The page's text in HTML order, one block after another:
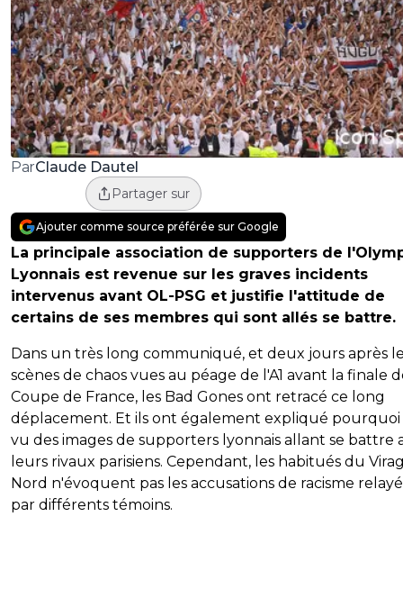
ParClaude Dautel
Partager sur
Ajouter comme source préférée sur Google
La principale association de supporters de
Lyonnais est revenue sur les graves incidents
intervenus avant OL-PSG et justifie l'attitude de
certains de ses membres qui sont allés se battre.
Dans un très long communiqué, et deux jours après
scènes de chaos vues au péage de l'A1 avant la finale
Coupe de France, les Bad Gones ont retracé ce long
déplacement. Et ils ont également expliqué pourquoi
vu des images de supporters lyonnais allant se battre
leurs rivaux parisiens. Cependant, les habitués du
Nord n'évoquent pas les accusations de racisme
par différents témoins.